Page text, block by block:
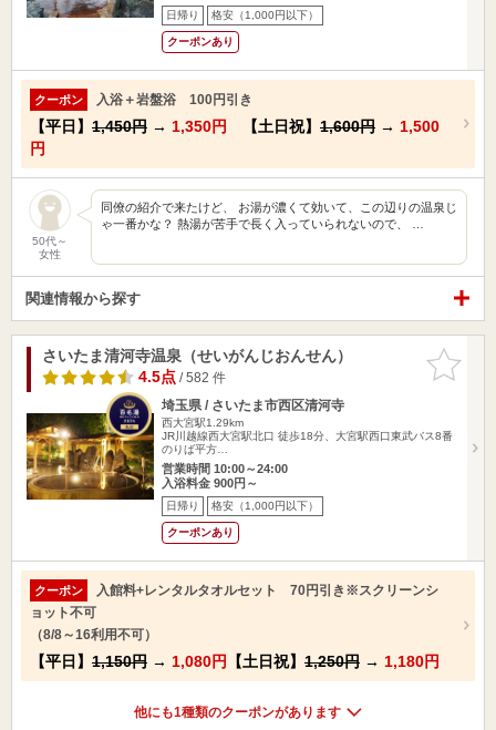
日帰り 格安（1,000円以下）
クーポンあり
クーポン 入浴＋岩盤浴 100円引き
【平日】 1,450円 → 1,350円 【土日祝】 1,600円 → 1,500
円
50代～
女性
同僚の紹介で来たけど、 お湯が濃くて効いて、この辺りの温泉じ
ゃ一番かな？ 熱湯が苦手で長く入っていられないので、 …
関連情報から探す
お気に入
りに追加
さいたま清河寺温泉（せいがんじおんせん）
4.5点/ 582 件
埼玉県 / さいたま市西区清河寺
西大宮駅1.29km
JR川越線西大宮駅北口 徒歩18分、大宮駅西口東武バス8番
のりば平方…
営業時間 10:00～24:00
入浴料金 900円～
日帰り 格安（1,000円以下）
クーポンあり
クーポン
入館料+レンタルタオルセット 70円引き※スクリーンシ
ョット不可
（8/8～16利用不可）
【平日】 1,150円 → 1,080円 【土日祝】 1,250円 → 1,180円
他にも1種類のクーポンがあります